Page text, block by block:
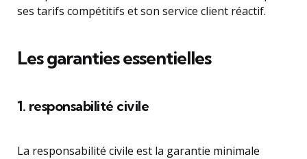
ses tarifs compétitifs et son service client réactif.
Les garanties essentielles
1. responsabilité civile
La responsabilité civile est la garantie minimale